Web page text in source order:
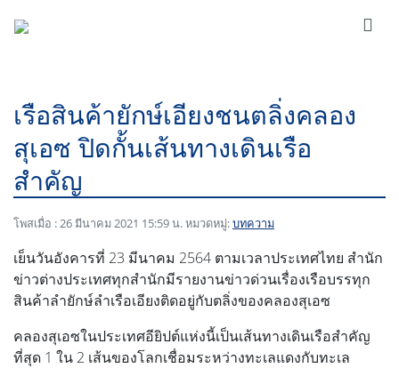
เรือสินค้ายักษ์เอียงชนตลิ่งคลอง
สุเอซ ปิดกั้นเส้นทางเดินเรือ
สำคัญ
โพสเมื่อ : 26 มีนาคม 2021 15:59 น. หมวดหมู่:บทความ
เย็นวันอังคารที่ 23 มีนาคม 2564 ตามเวลาประเทศไทย สำนัก
ข่าวต่างประเทศทุกสำนักมีรายงานข่าวด่วนเรื่องเรือบรรทุก
สินค้าลำยักษ์ลำเรือเอียงติดอยู่กับตลิ่งของคลองสุเอซ
คลองสุเอซในประเทศอียิปต์แห่งนี้เป็นเส้นทางเดินเรือสำคัญ
ที่สุด 1 ใน 2 เส้นของโลกเชื่อมระหว่างทะเลแดงกับทะเล